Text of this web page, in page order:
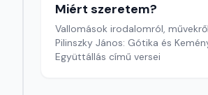
Miért szeretem?
Vallomások irodalomról,
Pilinszky János: Gótika és
Együttállás című versei